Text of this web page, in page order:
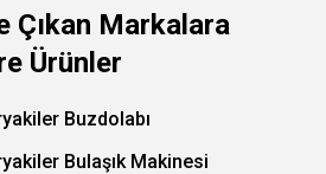
Çıkan Markalara
Ürünler
Buzdolabı
Bulaşık Makinesi